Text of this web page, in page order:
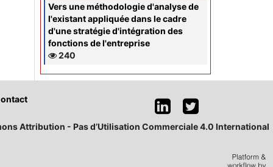
Vers une méthodologie d'analyse de
l'existant appliquée dans le cadre
d'une stratégie d'intégration des
fonctions de l'entreprise
240
Attribution - Pas d’Utilisation Commerciale 4.0 International